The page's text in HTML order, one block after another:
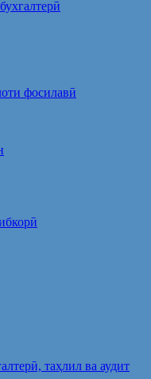
фосилавӣ
таҳлил ва аудит